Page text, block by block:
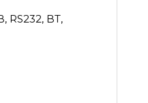
RS232, BT,